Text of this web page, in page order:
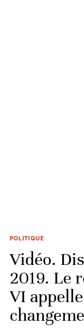
POLITIQUE
Vidéo.
2019. Le
VI